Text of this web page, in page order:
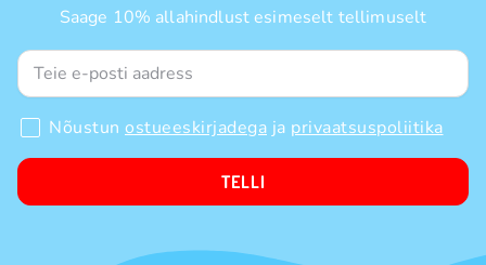
Saage 10% allahindlust esimeselt tellimuselt
Nõustun ostueeskirjadega ja privaatsuspoliitika
TELLI